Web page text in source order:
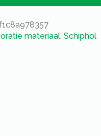
materiaal, Schiphol